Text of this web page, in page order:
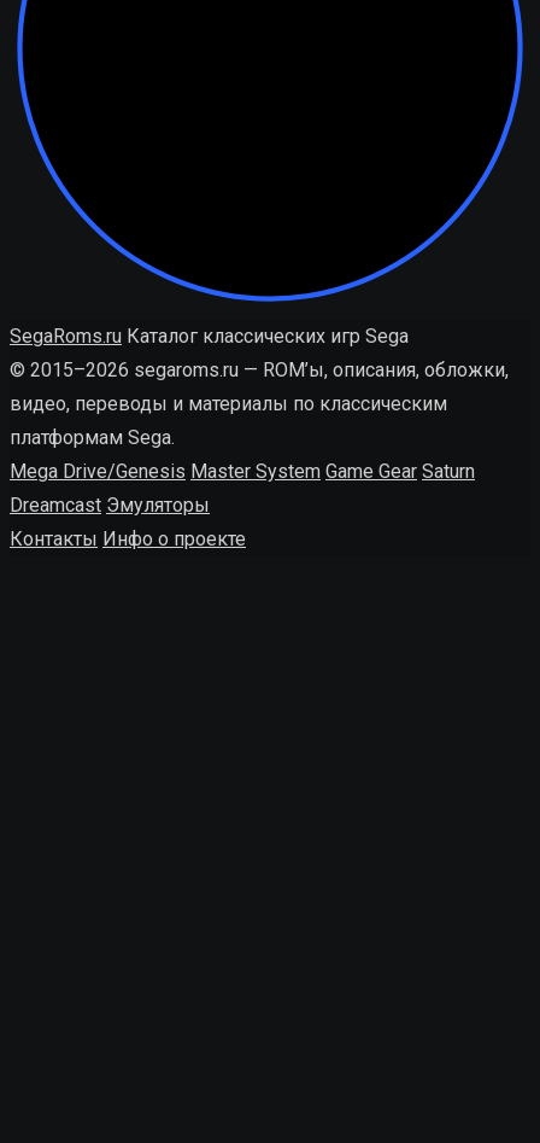
SegaRoms.ru Каталог классических игр Sega
© 2015–2026 segaroms.ru — ROM’ы, описания, обложки,
видео, переводы и материалы по классическим
платформам Sega.
Mega Drive/Genesis Master System Game Gear Saturn
Dreamcast Эмуляторы
Контакты Инфо о проекте